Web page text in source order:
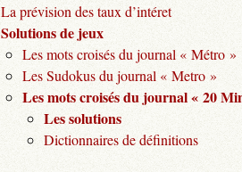
La prévision des taux d’intéret
Solutions de jeux
Les mots croisés du journal « Métro »
Les Sudokus du journal « Metro »
Les mots croisés du journal « 20
Les solutions
Dictionnaires de définitions